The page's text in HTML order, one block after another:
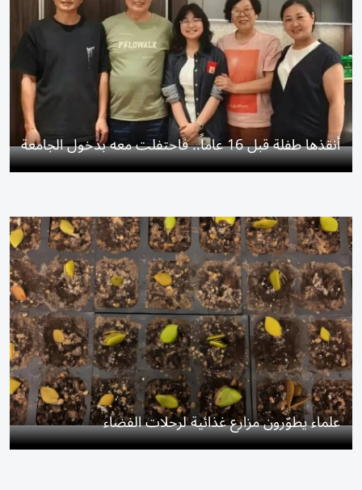
أنقذها طفلة قبل 16 عاماً.. فاحتفلت معه بدخول الجامعة
علماء يطوّرون مزارع غذائية لرحلات الفضاء